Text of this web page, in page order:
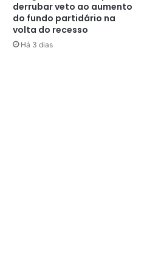
derrubar veto ao aumento
do fundo partidário na
volta do recesso
Há 3 dias